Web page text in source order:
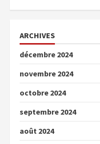
ARCHIVES
décembre 2024
novembre 2024
octobre 2024
septembre 2024
août 2024